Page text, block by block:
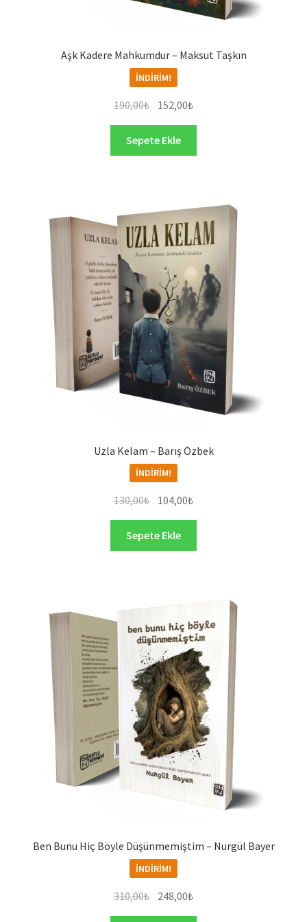
Aşk Kadere Mahkumdur – Maksut Taşkın
İNDIRIM!
190,00₺ Orijinal
190,00₺.
152,00₺Şu
152,00₺.
Sepete Ekle
Uzla Kelam – Barış Özbek
İNDIRIM!
130,00₺ Orijinal
fiyat:
130,00₺.
104,00₺Şu
andaki
104,00₺.
Sepete Ekle
Ben Bunu Hiç Böyle Düşünmemiştim – Nurgül Bayer
İNDIRIM!
310,00₺ Orijinal
248,00₺Şu